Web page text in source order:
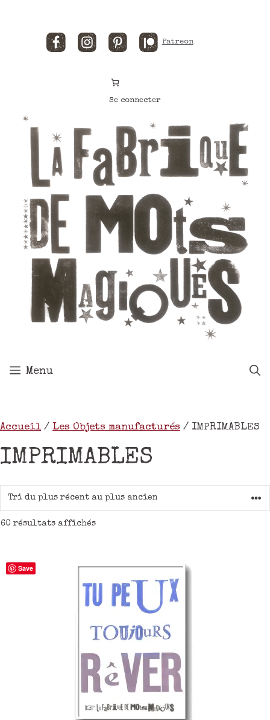
FacebookInstagramPinterestPatreon
Se connecter
Menu
Accueil/ Les Objets manufacturés / IMPRIMABLES
IMPRIMABLES
60 résultats affichés
Save